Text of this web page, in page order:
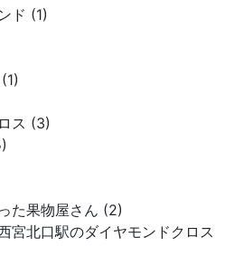
ド (1)
ス (3)
た果物屋さん (2)
宮北口駅のダイヤモンドクロス